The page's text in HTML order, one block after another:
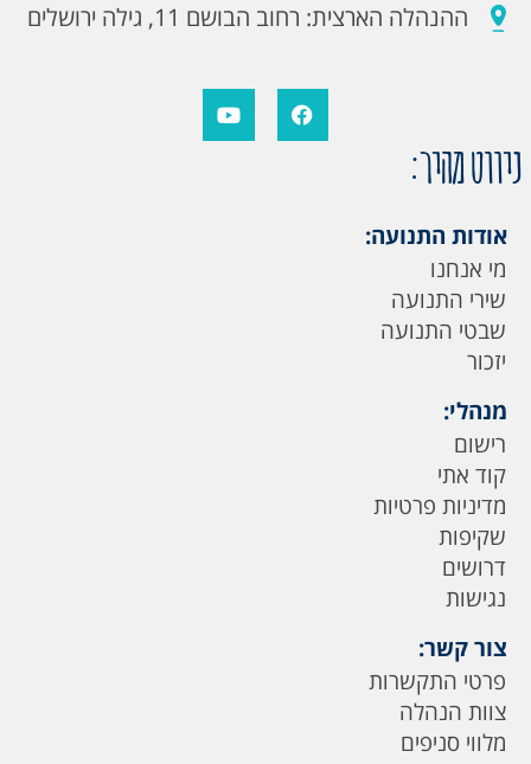
ההנהלה הארצית: רחוב הבושם 11, גילה ירושלים
ניווט מהיר:
אודות התנועה:
מי אנחנו
שירי התנועה
שבטי התנועה
יזכור
מנהלי:
רישום
קוד אתי
מדיניות פרטיות
שקיפות
דרושים
נגישות
צור קשר:
פרטי התקשרות
צוות הנהלה
מלווי סניפים